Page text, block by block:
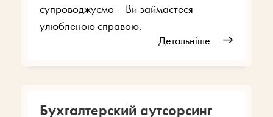
супроводжуємо – Ви займаєтеся
улюбленою справою.
Детальніше
Бухгалтерский аутсорсинг